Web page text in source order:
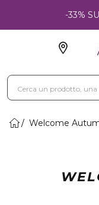
-33%
Welcome